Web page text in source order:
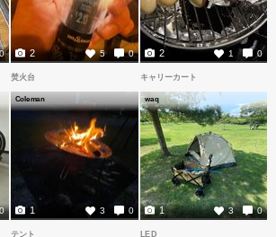
0 5 0
2 1 0
2
0
焚火台
Coleman
3 0
1
キャリーカート
waq
3 0
1
テント LED